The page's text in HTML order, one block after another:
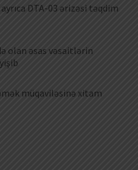
DTA-03 ərizəsi təqdim
olan əsas vəsaitlərin
müqaviləsinə xitam